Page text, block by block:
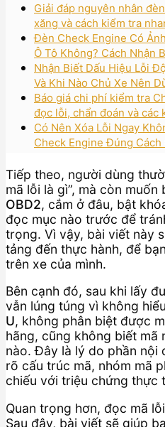
Giải đáp nguyên nhân
xăng và cách kiểm tra
Đèn Check Engine Có
Ô Tô Không? Cách Nhận
Nhận Biết Dấu Hiệu Lỗi
Và Khi Nào Chủ Xe Nên
Báo giá chi phí kiểm tra
đọc lỗi, chẩn đoán và các
Có Nên Xóa Lỗi Ngay
Check Engine Đúng Cách
Tiếp theo, người dùng
mã lỗi là gì”, mà còn muốn
OBD2, cắm ở đâu, bật
đọc mục nào trước để
trọng. Vì vậy, bài viết này
tảng đến thực hành, để
trên xe của mình.
Bên cạnh đó, sau khi lấy
vẫn lúng túng vì không
U, không phân biệt được
hãng, cũng không biết mã
nào. Đây là lý do phần nội
rõ cấu trúc mã, nhóm mã
chiếu với triệu chứng thực
Quan trọng hơn, đọc mã
Sau đây, bài viết sẽ giúp